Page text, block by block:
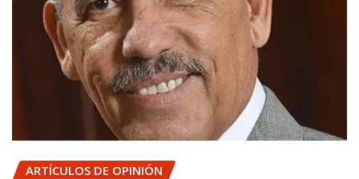
ARTÍCULOS DE OPINIÓN